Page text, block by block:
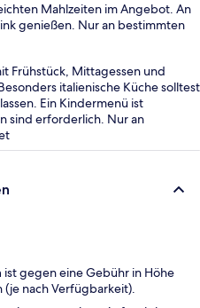
Mahlzeiten im Angebot. An
genießen. Nur an bestimmten
Frühstück, Mittagessen und
italienische Küche solltest
Ein Kindermenü ist
sind erforderlich. Nur an
ist gegen eine Gebühr in Höhe
(je nach Verfügbarkeit).